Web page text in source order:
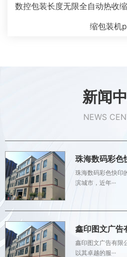
数控包装长度无限全自动热收
缩包装机
新闻
NEWS
珠海数码彩色
珠海数码彩色快印
滨城市，近年···
鑫印图文广告
鑫印图文广告有限
以其卓越的服···